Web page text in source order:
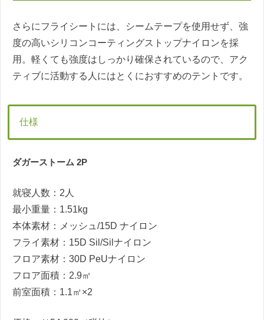
さらにフライシートには、シームテープを使用せず、強
度の高いシリコンコーティングストップナイロンを採
用。軽くても強度はしっかり確保されているので、アク
ティブに活動する人にはとくにおすすめのテントです。
仕様
ダガーストーム 2P
就寝人数：2人
最小重量：1.51kg
本体素材：メッシュ/15D ナイロン
フライ素材：15D Sil/Silナイロン
フロア素材：30D PeUナイロン
フロア面積：2.9㎡
前室面積：1.1㎡×2